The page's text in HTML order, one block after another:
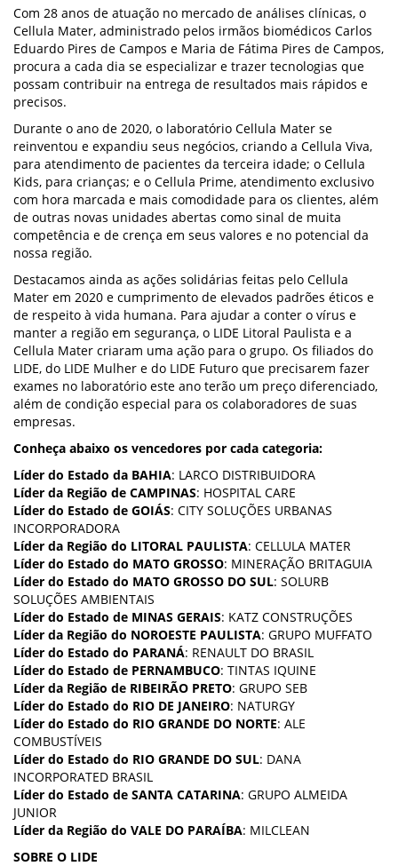
Com 28 anos de atuação no mercado de análises clínicas, o
Cellula Mater, administrado pelos irmãos biomédicos Carlos
Eduardo Pires de Campos e Maria de Fátima Pires de Campos,
procura a cada dia se especializar e trazer tecnologias que
possam contribuir na entrega de resultados mais rápidos e
precisos.
Durante o ano de 2020, o laboratório Cellula Mater se
reinventou e expandiu seus negócios, criando a Cellula Viva,
para atendimento de pacientes da terceira idade; o Cellula
Kids, para crianças; e o Cellula Prime, atendimento exclusivo
com hora marcada e mais comodidade para os clientes, além
de outras novas unidades abertas como sinal de muita
competência e de crença em seus valores e no potencial da
nossa região.
Destacamos ainda as ações solidárias feitas pelo Cellula
Mater em 2020 e cumprimento de elevados padrões éticos e
de respeito à vida humana. Para ajudar a conter o vírus e
manter a região em segurança, o LIDE Litoral Paulista e a
Cellula Mater criaram uma ação para o grupo. Os filiados do
LIDE, do LIDE Mulher e do LIDE Futuro que precisarem fazer
exames no laboratório este ano terão um preço diferenciado,
além de condição especial para os colaboradores de suas
empresas.
Conheça abaixo os vencedores por cada categoria:
Líder do Estado da BAHIA: LARCO DISTRIBUIDORA
Líder da Região de CAMPINAS: HOSPITAL CARE
Líder do Estado de GOIÁS: CITY SOLUÇÕES URBANAS
INCORPORADORA
Líder da Região do LITORAL PAULISTA: CELLULA MATER
Líder do Estado do MATO GROSSO: MINERAÇÃO BRITAGUIA
Líder do Estado do MATO GROSSO DO SUL: SOLURB
SOLUÇÕES AMBIENTAIS
Líder do Estado de MINAS GERAIS: KATZ CONSTRUÇÕES
Líder da Região do NOROESTE PAULISTA: GRUPO MUFFATO
Líder do Estado do PARANÁ: RENAULT DO BRASIL
Líder do Estado de PERNAMBUCO: TINTAS IQUINE
Líder da Região de RIBEIRÃO PRETO: GRUPO SEB
Líder do Estado do RIO DE JANEIRO: NATURGY
Líder do Estado do RIO GRANDE DO NORTE: ALE
COMBUSTÍVEIS
Líder do Estado do RIO GRANDE DO SUL: DANA
INCORPORATED BRASIL
Líder do Estado de SANTA CATARINA: GRUPO ALMEIDA
JUNIOR
Líder da Região do VALE DO PARAÍBA: MILCLEAN
SOBRE O LIDE